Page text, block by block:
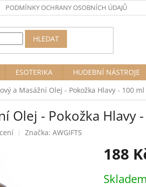
PODMÍNKY OCHRANY OSOBNÍCH ÚDAJŮ
HLEDAT
ESOTERIKA HUDEBNÍ NÁSTROJE
a Masážní Olej - Pokožka Hlavy - 100 ml
Olej - Pokožka Hlavy
Značka: AWGIFTS
188
cena:
Skladem